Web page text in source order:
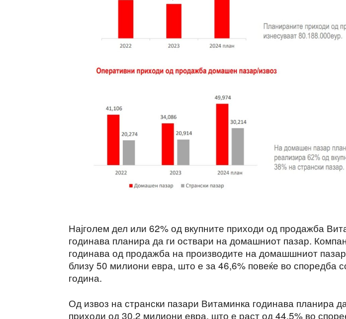
Најголем дел или 62% од вкупните приходи од продажба
годинава планира да ги оствари на домашниот пазар.
годинава од продажба на производите на домашшниот
близу 50 милиони евра, што е за 46,6% повеќе во споредба
година.
Од извоз на странски пазари Витаминка годинава планира
приходи од 30,2 милиони евра, што е раст од 44,5% во